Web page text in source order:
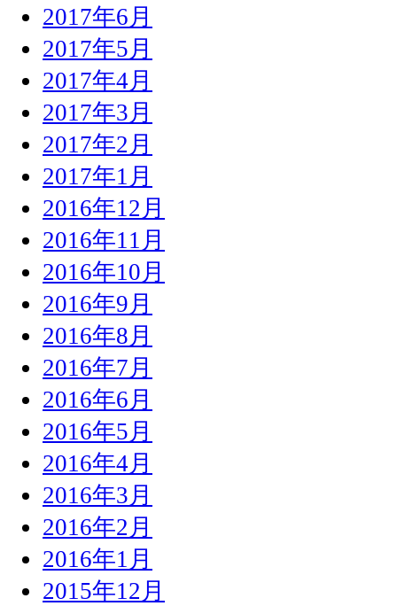
2017年6月
2017年5月
2017年4月
2017年3月
2017年2月
2017年1月
2016年12月
2016年11月
2016年10月
2016年9月
2016年8月
2016年7月
2016年6月
2016年5月
2016年4月
2016年3月
2016年2月
2016年1月
2015年12月